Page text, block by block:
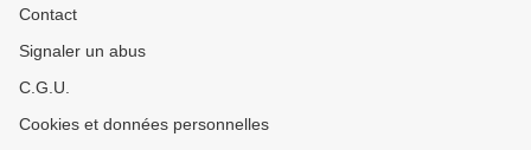
Contact
Signaler un abus
C.G.U.
Cookies et données personnelles